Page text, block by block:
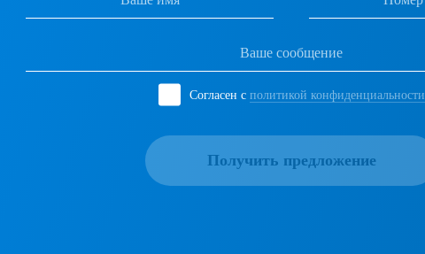
Согласен с политикой конфиденциальности
Получить предложение